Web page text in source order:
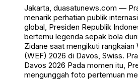
Jakarta, duasatunews.com —
menarik perhatian publik
global, Presiden Republik
bertemu legenda sepak bola
Zidane saat mengikuti
(WEF) 2026 di Davos, Swiss.
Davos 2026 Pada momen itu,
mengunggah foto pertemuan